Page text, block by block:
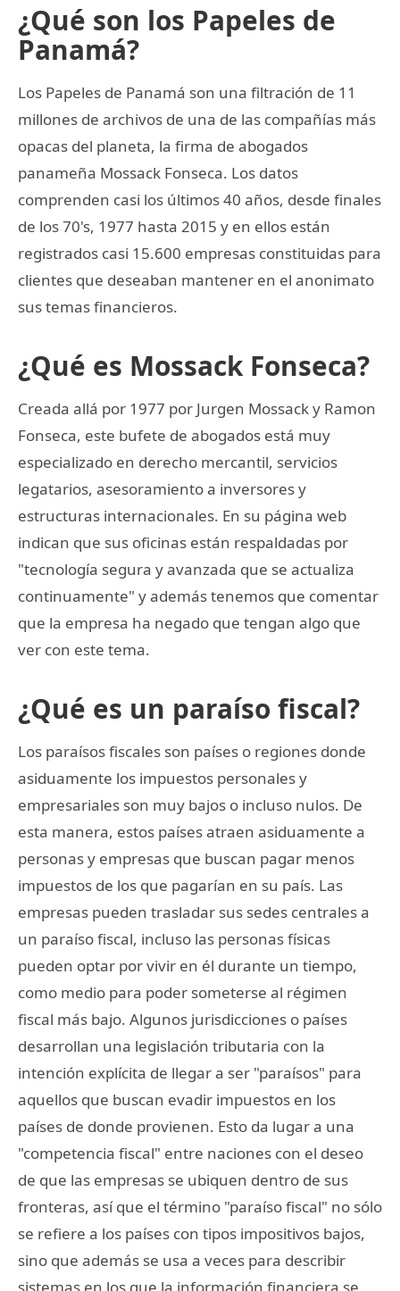
¿Qué son los Papeles de
Panamá?
Los Papeles de Panamá son una filtración de 11
millones de archivos de una de las compañías más
opacas del planeta, la firma de abogados
panameña Mossack Fonseca. Los datos
comprenden casi los últimos 40 años, desde finales
de los 70's, 1977 hasta 2015 y en ellos están
registrados casi 15.600 empresas constituidas para
clientes que deseaban mantener en el anonimato
sus temas financieros.
¿Qué es Mossack Fonseca?
Creada allá por 1977 por Jurgen Mossack y Ramon
Fonseca, este bufete de abogados está muy
especializado en derecho mercantil, servicios
legatarios, asesoramiento a inversores y
estructuras internacionales. En su página web
indican que sus oficinas están respaldadas por
"tecnología segura y avanzada que se actualiza
continuamente" y además tenemos que comentar
que la empresa ha negado que tengan algo que
ver con este tema.
¿Qué es un paraíso fiscal?
Los paraísos fiscales son países o regiones donde
asiduamente los impuestos personales y
empresariales son muy bajos o incluso nulos. De
esta manera, estos países atraen asiduamente a
personas y empresas que buscan pagar menos
impuestos de los que pagarían en su país. Las
empresas pueden trasladar sus sedes centrales a
un paraíso fiscal, incluso las personas físicas
pueden optar por vivir en él durante un tiempo,
como medio para poder someterse al régimen
fiscal más bajo. Algunos jurisdicciones o países
desarrollan una legislación tributaria con la
intención explícita de llegar a ser "paraísos" para
aquellos que buscan evadir impuestos en los
países de donde provienen. Esto da lugar a una
"competencia fiscal" entre naciones con el deseo
de que las empresas se ubiquen dentro de sus
fronteras, así que el término "paraíso fiscal" no sólo
se refiere a los países con tipos impositivos bajos,
sino que además se usa a veces para describir
sistemas en los que la información financiera se